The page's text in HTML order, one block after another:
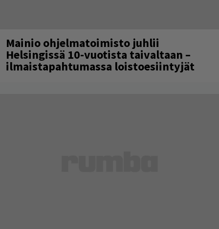
Mainio ohjelmatoimisto juhlii
Helsingissä 10-vuotista taivaltaan –
ilmaistapahtumassa loistoesiintyjät